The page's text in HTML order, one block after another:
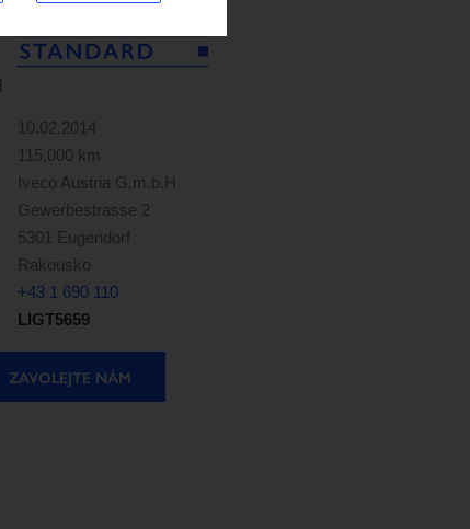
10.02.2014
115,000 km
Iveco Austria G.m.b.H
Gewerbestrasse 2
5301 Eugendorf
Rakousko
+43 1 690 110
LIGT5659
ZAVOLEJTE NÁM